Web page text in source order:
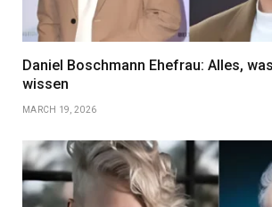
Daniel Boschmann Ehefrau: Alles,
wissen
MARCH 19, 2026